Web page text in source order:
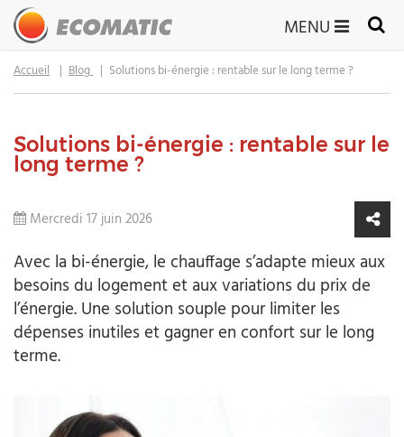
Solutions bi-énergie : rentable sur le
long terme ?
Mercredi 17 juin 2026
Avec la bi-énergie, le chauffage s’adapte mieux aux
besoins du logement et aux variations du prix de
l’énergie. Une solution souple pour limiter les
dépenses inutiles et gagner en confort sur le long
terme.
MENU
Accueil Blog Solutions bi-énergie : rentable sur le long terme ?